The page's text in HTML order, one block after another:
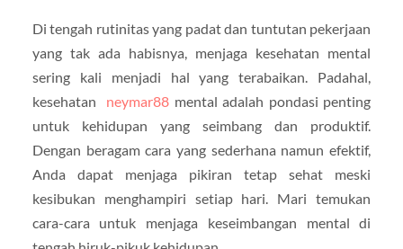
Di tengah rutinitas yang padat dan tuntutan pekerjaan
yang tak ada habisnya, menjaga kesehatan mental
sering kali menjadi hal yang terabaikan. Padahal,
kesehatan neymar88mental adalah pondasi penting
untuk kehidupan yang seimbang dan produktif.
Dengan beragam cara yang sederhana namun efektif,
Anda dapat menjaga pikiran tetap sehat meski
kesibukan menghampiri setiap hari. Mari temukan
cara-cara untuk menjaga keseimbangan mental di